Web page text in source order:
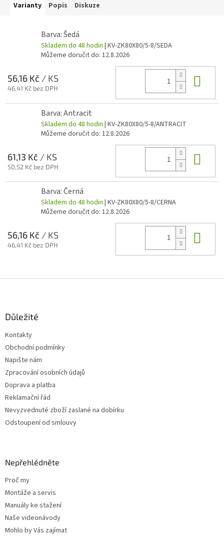
Varianty Popis Diskuze
Barva: Šedá
Skladem do 48 hodin | KV-ZK80X80/5-8/SEDA
Můžeme doručit do: 12.8.2026
56,16 Kč / KS
46,41 Kč bez DPH
Barva: Antracit
Skladem do 48 hodin | KV-ZK80X80/5-8/ANTRACIT
Můžeme doručit do: 12.8.2026
61,13 Kč / KS
50,52 Kč bez DPH
Barva: Černá
Skladem do 48 hodin | KV-ZK80X80/5-8/CERNA
Můžeme doručit do: 12.8.2026
56,16 Kč / KS
46,41 Kč bez DPH
Důležité
Kontakty
Obchodní podmínky
Napište nám
Zpracování osobních údajů
Doprava a platba
Reklamační řád
Nevyzvednuté zboží zaslané na dobírku
Odstoupení od smlouvy
Nepřehlédněte
Proč my
Montáže a servis
Manuály ke stažení
Naše videonávody
Mohlo by Vás zajímat